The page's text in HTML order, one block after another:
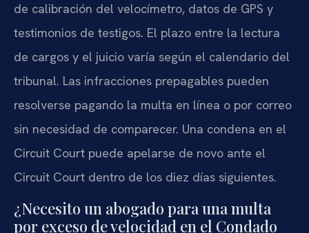
de calibración del velocímetro, datos de GPS y
testimonios de testigos. El plazo entre la lectura
de cargos y el juicio varía según el calendario del
tribunal. Las infracciones prepagables pueden
resolverse pagando la multa en línea o por correo
sin necesidad de comparecer. Una condena en el
Circuit Court puede apelarse de novo ante el
Circuit Court dentro de los diez días siguientes.
¿Necesito un abogado para una multa
por exceso de velocidad en el Condado